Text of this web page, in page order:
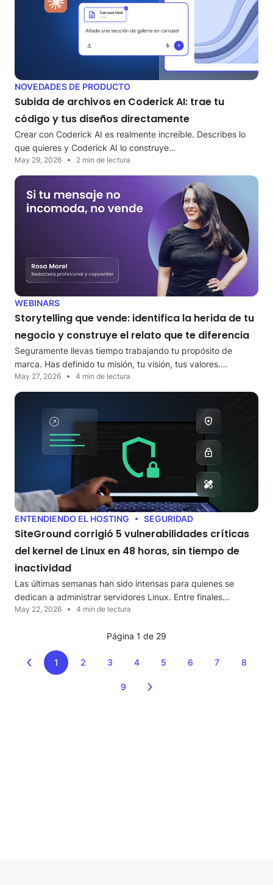
NOVEDADES DE PRODUCTO
Subida de archivos en Coderick AI: trae tu
código y tus diseños directamente
Crear con Coderick AI es realmente increíble. Describes lo
que quieres y Coderick AI lo construye…
May 29, 2026 2 min de lectura
WEBINARS
Storytelling que vende: identifica la herida de tu
negocio y construye el relato que te diferencia
Seguramente llevas tiempo trabajando tu propósito de
marca. Has definido tu misión, tu visión, tus valores.…
May 27, 2026 4 min de lectura
ENTENDIENDO EL HOSTING SEGURIDAD
SiteGround corrigió 5 vulnerabilidades críticas
del kernel de Linux en 48 horas, sin tiempo de
inactividad
Las últimas semanas han sido intensas para quienes se
dedican a administrar servidores Linux. Entre finales…
May 22, 2026 4 min de lectura
Página 1 de 29
1 2 3 4 5 6 7 8
9